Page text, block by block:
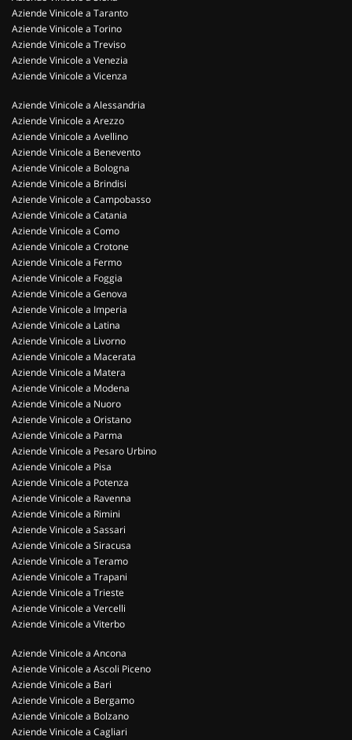
Aziende Vinicole a Taranto
Aziende Vinicole a Torino
Aziende Vinicole a Treviso
Aziende Vinicole a Venezia
Aziende Vinicole a Vicenza
Aziende Vinicole a Alessandria
Aziende Vinicole a Arezzo
Aziende Vinicole a Avellino
Aziende Vinicole a Benevento
Aziende Vinicole a Bologna
Aziende Vinicole a Brindisi
Aziende Vinicole a Campobasso
Aziende Vinicole a Catania
Aziende Vinicole a Como
Aziende Vinicole a Crotone
Aziende Vinicole a Fermo
Aziende Vinicole a Foggia
Aziende Vinicole a Genova
Aziende Vinicole a Imperia
Aziende Vinicole a Latina
Aziende Vinicole a Livorno
Aziende Vinicole a Macerata
Aziende Vinicole a Matera
Aziende Vinicole a Modena
Aziende Vinicole a Nuoro
Aziende Vinicole a Oristano
Aziende Vinicole a Parma
Aziende Vinicole a Pesaro Urbino
Aziende Vinicole a Pisa
Aziende Vinicole a Potenza
Aziende Vinicole a Ravenna
Aziende Vinicole a Rimini
Aziende Vinicole a Sassari
Aziende Vinicole a Siracusa
Aziende Vinicole a Teramo
Aziende Vinicole a Trapani
Aziende Vinicole a Trieste
Aziende Vinicole a Vercelli
Aziende Vinicole a Viterbo
Aziende Vinicole a Ancona
Aziende Vinicole a Ascoli Piceno
Aziende Vinicole a Bari
Aziende Vinicole a Bergamo
Aziende Vinicole a Bolzano
Aziende Vinicole a Cagliari